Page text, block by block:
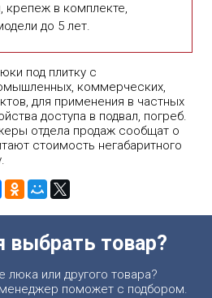
крепеж в комплекте,
до 5 лет.
под плитку с
коммерческих,
для применения в частных
доступа в подвал, погреб.
отдела продаж сообщат о
стоимость негабаритного
выбрать товар?
или другого товара?
менеджер поможет с подбором.